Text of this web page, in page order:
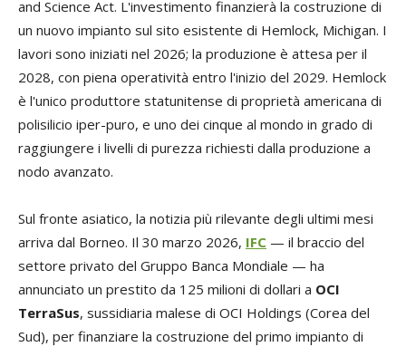
and Science Act. L'investimento finanzierà la costruzione di
un nuovo impianto sul sito esistente di Hemlock, Michigan. I
lavori sono iniziati nel 2026; la produzione è attesa per il
2028, con piena operatività entro l'inizio del 2029. Hemlock
è l'unico produttore statunitense di proprietà americana di
polisilicio iper-puro, e uno dei cinque al mondo in grado di
raggiungere i livelli di purezza richiesti dalla produzione a
nodo avanzato.
Sul fronte asiatico, la notizia più rilevante degli ultimi mesi
arriva dal Borneo. Il 30 marzo 2026, IFC — il braccio del
settore privato del Gruppo Banca Mondiale — ha
annunciato un prestito da 125 milioni di dollari a OCI
TerraSus, sussidiaria malese di OCI Holdings (Corea del
Sud), per finanziare la costruzione del primo impianto di